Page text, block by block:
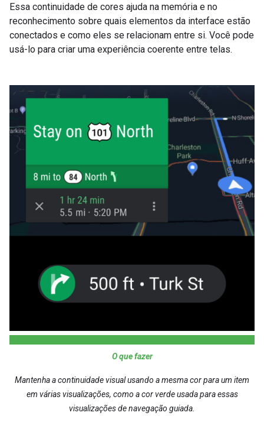
Essa continuidade de cores ajuda na memória e no
reconhecimento sobre quais elementos da interface estão
conectados e como eles se relacionam entre si. Você pode
usá-lo para criar uma experiência coerente entre telas.
O que fazer
Mantenha a continuidade visual usando a mesma cor para um item
em várias visualizações, como a cor verde usada para essas
visualizações de navegação guiada.